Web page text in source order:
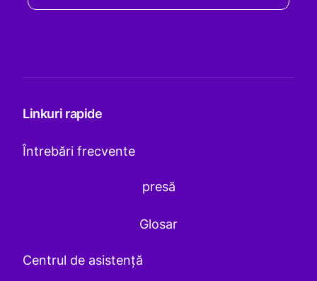
Linkuri rapide
Întrebări frecvente
presă
Glosar
Centrul de asistență